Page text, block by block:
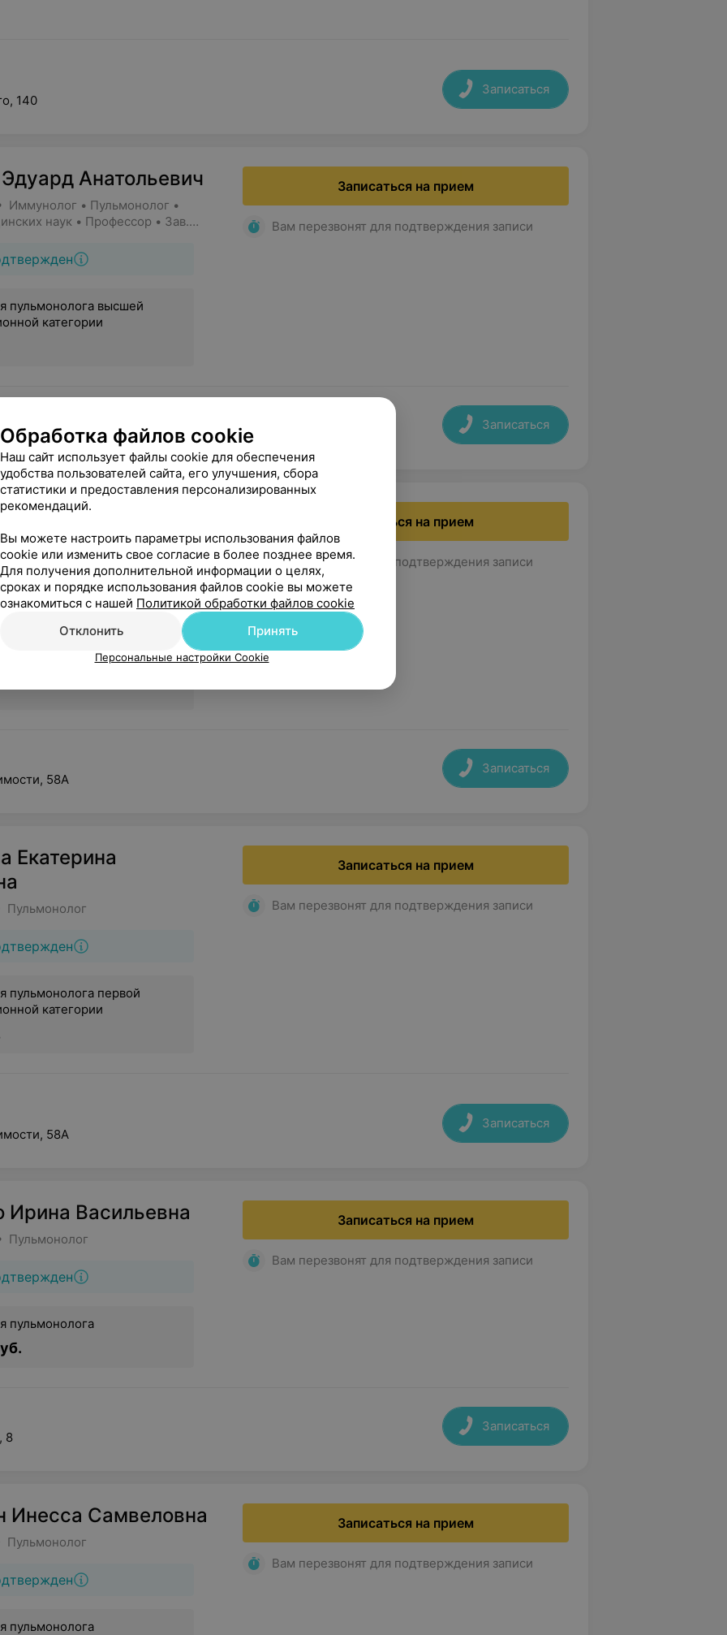
140
Записаться
Анатольевич
• Пульмонолог •
наук • Профессор • Зав.
пульмонолога высшей
категории
Записаться на прием
Вам перезвонят для подтверждения записи
58А
Записаться
Татьяна
Пульмонолог
пульмонолога высшей
категории
Записаться на прием
Вам перезвонят для подтверждения записи
58А
Записаться
Екатерина
Пульмонолог
пульмонолога первой
категории
Записаться на прием
Вам перезвонят для подтверждения записи
58А
Записаться
Ирина Васильевна
Пульмонолог
пульмонолога
Записаться на прием
Вам перезвонят для подтверждения записи
8
Записаться
Инесса Самвеловна
Пульмонолог
пульмонолога
Записаться на прием
Вам перезвонят для подтверждения записи
Обработка файлов cookie
Наш сайт использует файлы cookie для обеспечения
удобства пользователей сайта, его улучшения, сбора
статистики и предоставления персонализированных
рекомендаций.
Вы можете настроить параметры использования файлов
cookie или изменить свое согласие в более позднее время.
Для получения дополнительной информации о целях,
сроках и порядке использования файлов cookie вы можете
ознакомиться с нашей Политикой обработки файлов cookie
Отклонить
Принять
Персональные настройки Cookie